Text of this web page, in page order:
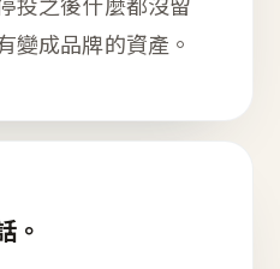
變成品牌的資產。
。